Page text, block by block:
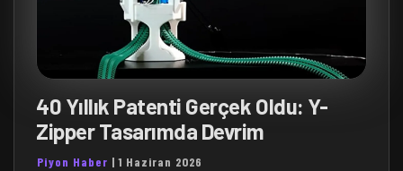
40 Yıllık Patenti Gerçek Oldu: Y-
Zipper Tasarımda Devrim
Piyon Haber |1 Haziran 2026